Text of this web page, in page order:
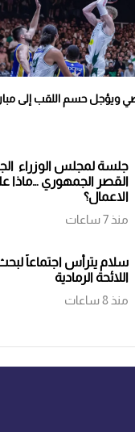
ويؤجل حسم اللقب إلى
جلسة لمجلس الوزراء
القصر الجمهوري …ماذا
الاعمال؟
منذ 7 ساعات
سلام يترأس اجتماعاً
اللائحة الرمادية
منذ 8 ساعات